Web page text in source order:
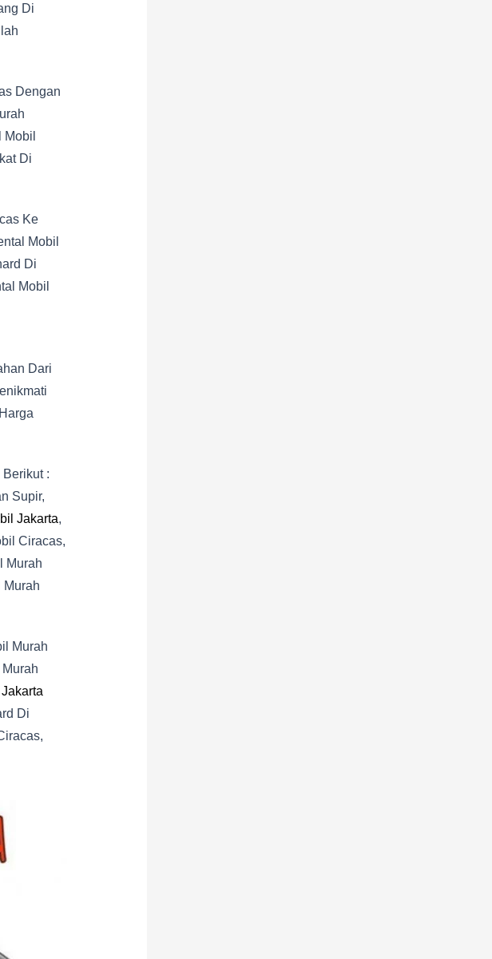
Di
Dengan
Di
Ke
Mobil
Di
Mobil
Dari
:
Supir,
Jakarta,
Ciracas,
Murah
Murah
Murah
Di